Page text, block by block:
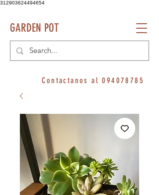
312903624494654
GARDEN POT
Contactanos al094078785